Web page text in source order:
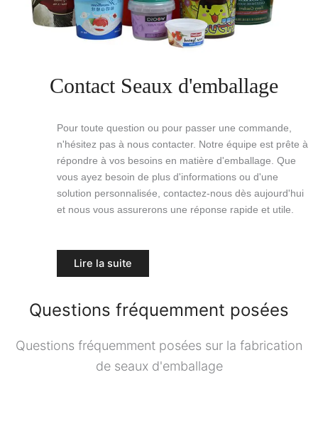
Contact Seaux d'emballage
Pour toute question ou pour passer une commande,
n'hésitez pas à nous contacter. Notre équipe est prête à
répondre à vos besoins en matière d'emballage. Que
vous ayez besoin de plus d'informations ou d'une
solution personnalisée, contactez-nous dès aujourd'hui
et nous vous assurerons une réponse rapide et utile.
Lire la suite
Questions fréquemment posées
Questions fréquemment posées sur la fabrication
de seaux d'emballage